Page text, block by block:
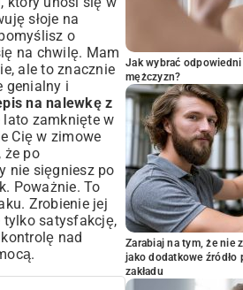
słoje na
o
na chwilę. Mam
ale to znacznie
genialny i
na nalewkę z
lato zamknięte w
Cię w zimowe
że po
nie sięgniesz po
Poważnie. To
Zrobienie jej
tylko satysfakcję,
nad
Jak wybrać
mężczyzn?
Zarabiaj na tym, że nie
jako dodatkowe
zakładu